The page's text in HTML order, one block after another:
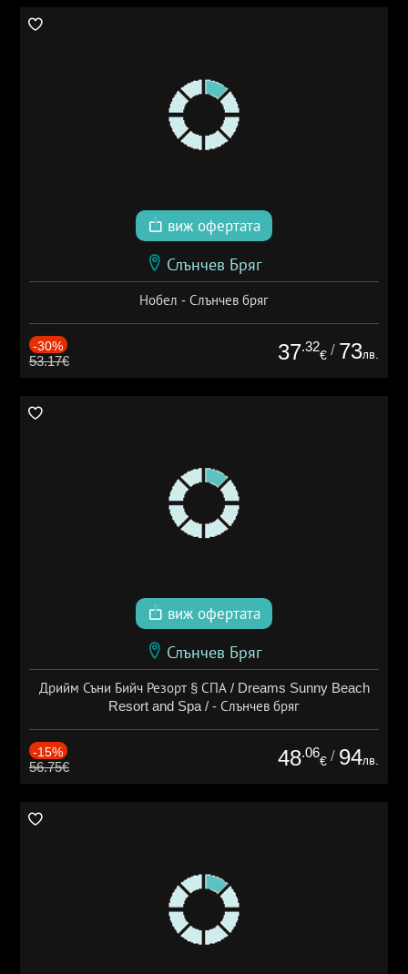
виж офертата
Слънчев Бряг
Нобел - Слънчев бряг
-30%
53.17€ 37.32
€ / 73лв.
виж офертата
Слънчев Бряг
Дрийм Съни Бийч Резорт § СПА / Dreams Sunny Beach
Resort and Spa / - Слънчев бряг
-15%
56.75€ 48.06
€ / 94лв.